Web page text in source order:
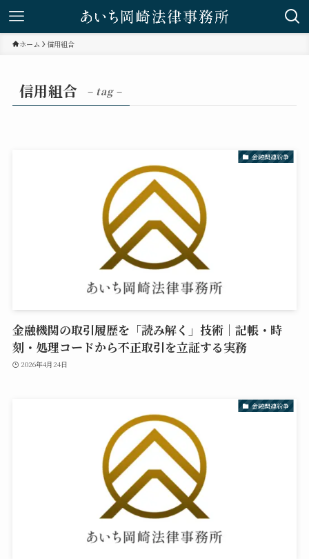
ホーム 信用組合
信用組合 – tag –
金融関連紛争
金融機関の取引履歴を「読み解く」技術｜記帳・時
刻・処理コードから不正取引を立証する実務
2026年4月24日
金融関連紛争